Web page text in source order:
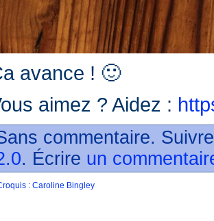
avance ! 🙂
aimez ? Aidez :
commentaire.
. Écrire un
: Caroline Bingley